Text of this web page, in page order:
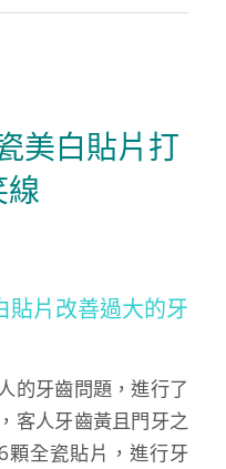
美白貼片打
線
貼片改善過大的牙
的牙齒問題，進行了
客人牙齒黃且門牙之
顆全瓷貼片，進行牙